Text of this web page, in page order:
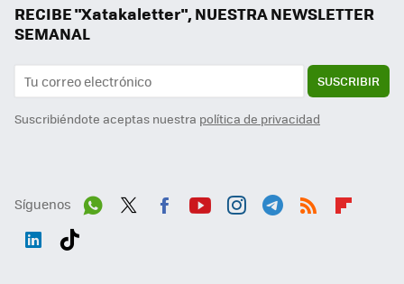
RECIBE "Xatakaletter", NUESTRA NEWSLETTER
SEMANAL
SUSCRIBIR
Suscribiéndote aceptas nuestra política de privacidad
Síguenos